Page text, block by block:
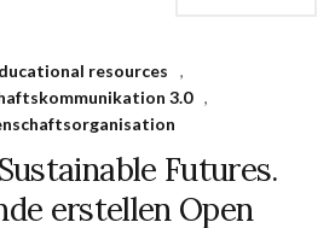
resources
,
3.0 ,
Futures.
erstellen Open